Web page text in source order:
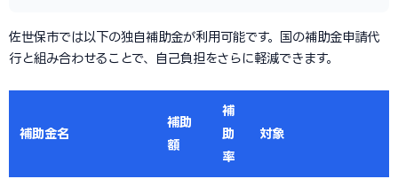
佐世保市では以下の独自補助金が利用可能です。国の補助金申請代
行と組み合わせることで、自己負担をさらに軽減できます。
補助金名
補助
額
補
助
率
対象